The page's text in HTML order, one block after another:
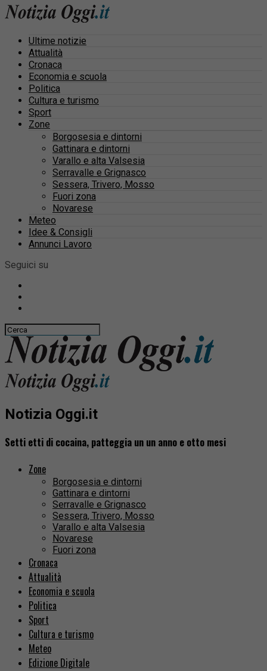
Ultime notizie
Attualità
Cronaca
Economia e scuola
Politica
Cultura e turismo
Sport
Zone
Borgosesia e dintorni
Gattinara e dintorni
Varallo e alta Valsesia
Serravalle e Grignasco
Sessera, Trivero, Mosso
Fuori zona
Novarese
Meteo
Idee & Consigli
Annunci Lavoro
Seguici su
Notizia Oggi.it
Setti etti di cocaina, patteggia un un anno e otto mesi
Zone
Borgosesia e dintorni
Gattinara e dintorni
Serravalle e Grignasco
Sessera, Trivero, Mosso
Varallo e alta Valsesia
Novarese
Fuori zona
Cronaca
Attualità
Economia e scuola
Politica
Sport
Cultura e turismo
Meteo
Edizione Digitale